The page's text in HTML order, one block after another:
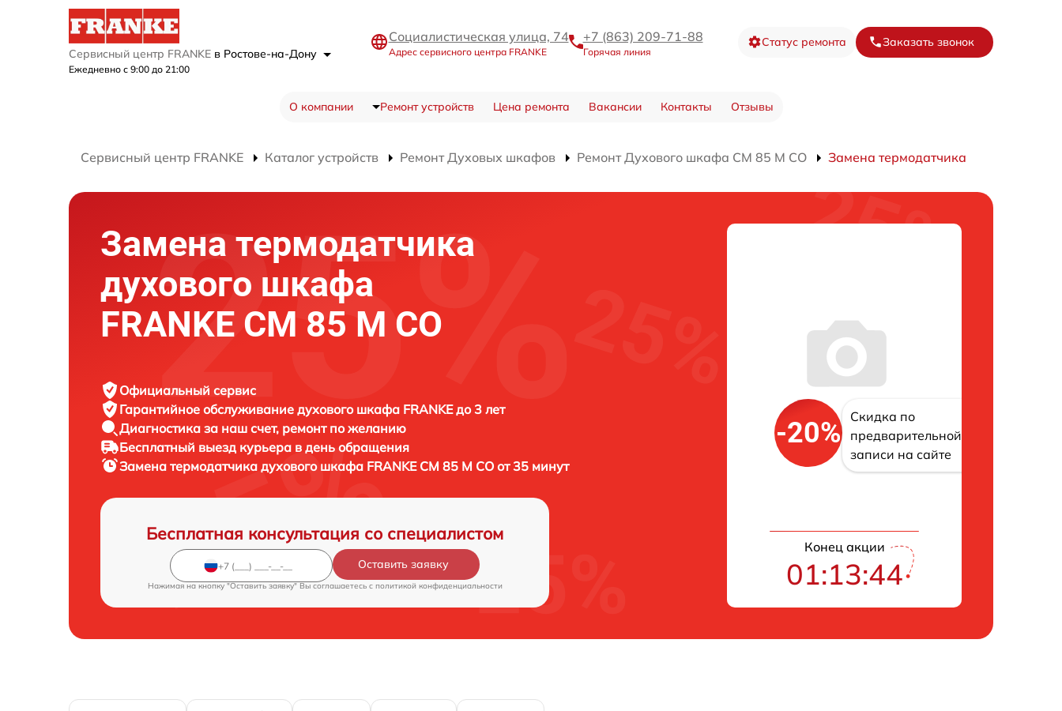
Сервисный центр FRANKE в Ростове-на-Дону
Ежедневно с 9:00 до 21:00
Социалистическая улица, 74
Адрес сервисного центра FRANKE
+7 (863) 209-71-88
Горячая линия
Статус ремонта Заказать звонок
О компании Ремонт устройств Цена ремонта Вакансии Контакты Отзывы
Сервисный центр FRANKE Каталог устройств Ремонт Духовых шкафов Ремонт Духового шкафа CM 85 M CO Замена термодатчика
Замена термодатчика
духового шкафа
FRANKE CM 85 M CO
Официальный сервис
Гарантийное обслуживание духового шкафа FRANKE до 3 лет
Диагностика за наш счет, ремонт по желанию
Бесплатный выезд курьера в день обращения
Замена термодатчика духового шкафа FRANKE CM 85 M CO от 35 минут
Бесплатная консультация со специалистом
Оставить заявку
Нажимая на кнопку "Оставить заявку" Вы соглашаетесь c политикой конфиденциальности
-20%
Скидка по
предварительной
записи на сайте
Конец акции
01:13:43